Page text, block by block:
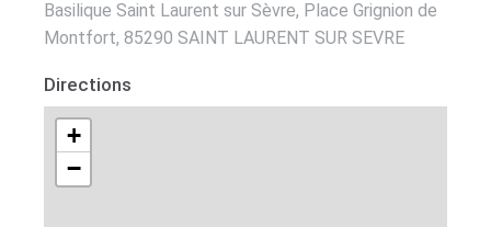
Basilique Saint Laurent sur Sèvre, Place Grignion de
Montfort, 85290 SAINT LAURENT SUR SEVRE
Directions
+
−